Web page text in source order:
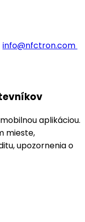
info@nfctron.com
aplikáciou.
mieste,
upozornenia o